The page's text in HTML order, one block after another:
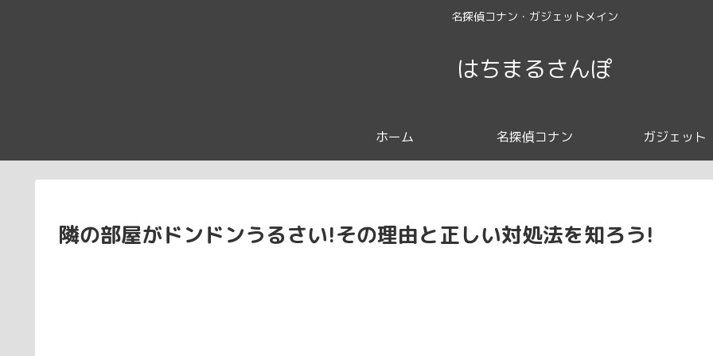
名探偵コナン・ガジェットメイン
はちまるさんぽ
ホーム 名探偵コナン ガジェット
隣の部屋がドンドンうるさい!その理由と正しい対処法を知ろう!